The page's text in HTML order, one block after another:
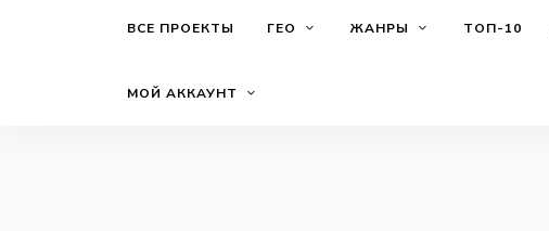
ВСЕ ПРОЕКТЫ ГЕО ЖАНРЫ ТОП-10
МОЙ АККАУНТ